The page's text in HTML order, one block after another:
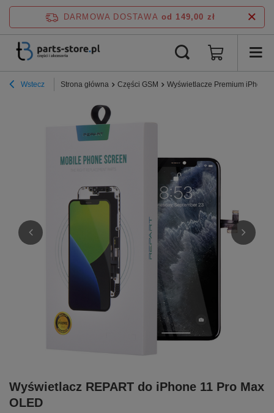
DARMOWA DOSTAWA od 149,00 zł
Wstecz Strona główna Części GSM Wyświetlacze Premium iPhone
Wyświetlacz REPART do iPhone 11 Pro Max
OLED